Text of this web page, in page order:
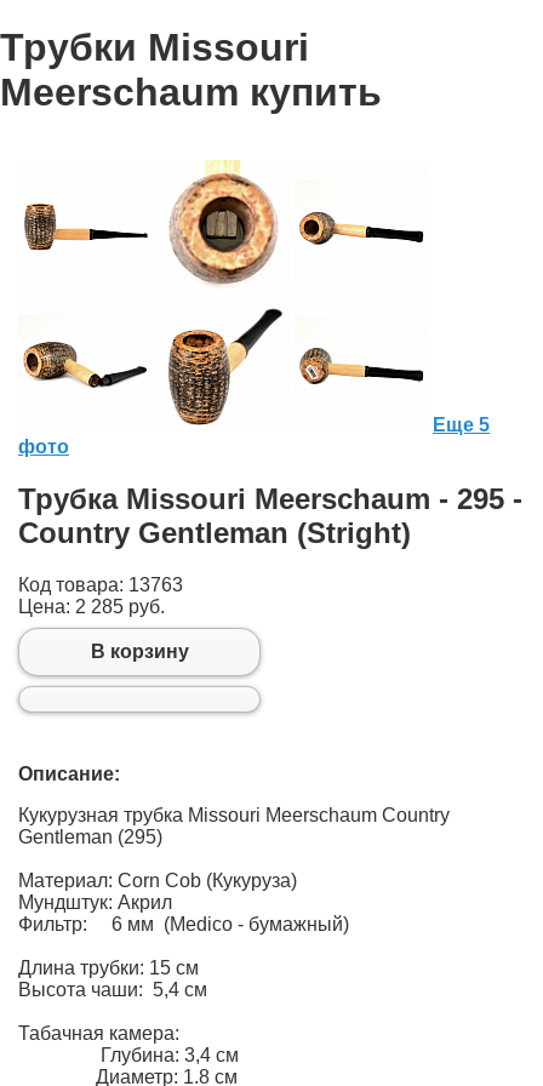
Трубки Missouri
Meerschaum купить
Еще 5
фото
Трубка Missouri Meerschaum - 295 -
Country Gentleman (Stright)
Код товара: 13763
Цена: 2 285 руб.
В корзину
Описание:
Кукурузная трубка Missouri Meerschaum Country
Gentleman (295)
Материал: Corn Cob (Кукуруза)
Мундштук: Акрил
Фильтр: 6 мм (Medico - бумажный)
Длина трубки: 15 см
Высота чаши: 5,4 см
Табачная камера:
Глубина: 3,4 см
Диаметр: 1.8 см